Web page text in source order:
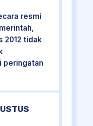
resmi
2012 tidak
peringatan